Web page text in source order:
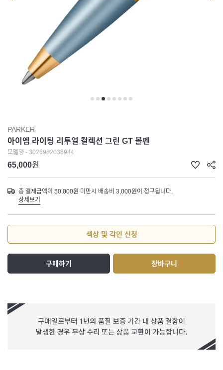
PARKER
아이엠 라이팅 리투얼 컬렉션 그린 GT 볼펜
모델명 - 3026982038944
65,000원
총 결제금액이 50,000원 미만시 배송비 3,000원이 청구됩니다.
상세보기
색상 및 각인 신청
구매하기 장바구니